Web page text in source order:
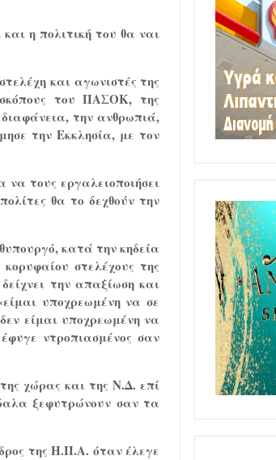
η πολιτική του θα ναι
και αγωνιστές της
του ΠΑΣΟΚ, της
την ανθρωπιά,
την Εκκλησία, με τον
τους εργαλειοποιήσει
θα το δεχθούν την
κατά την κηδεία
στελέχους της
την απαξίωση και
υποχρεωμένη να σε
είμαι υποχρεωμένη να
ντροπιασμένος σαν
χώρας και της Ν.Δ. επί
ξεφυτρώνουν σαν τα
της Η.Π.Α. όταν έλεγε